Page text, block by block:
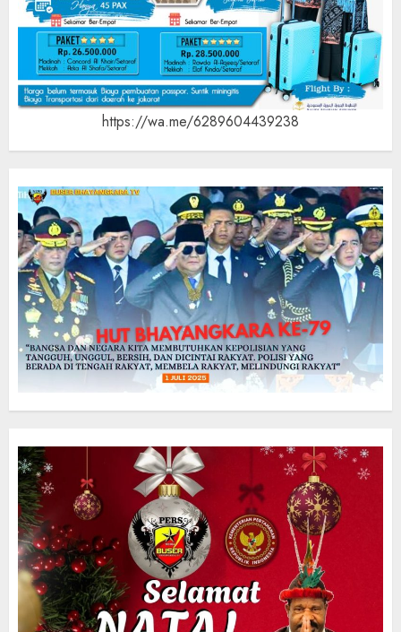
https://wa.me/6289604439238